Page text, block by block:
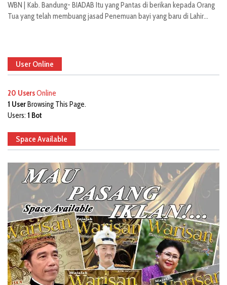
WBN | Kab. Bandung- BIADAB Itu yang Pantas di berikan kepada Orang
Tua yang telah membuang jasad Penemuan bayi yang baru di Lahir...
User Online
20 UsersOnline
1 UserBrowsing This Page.
Users: 1 Bot
Space Available